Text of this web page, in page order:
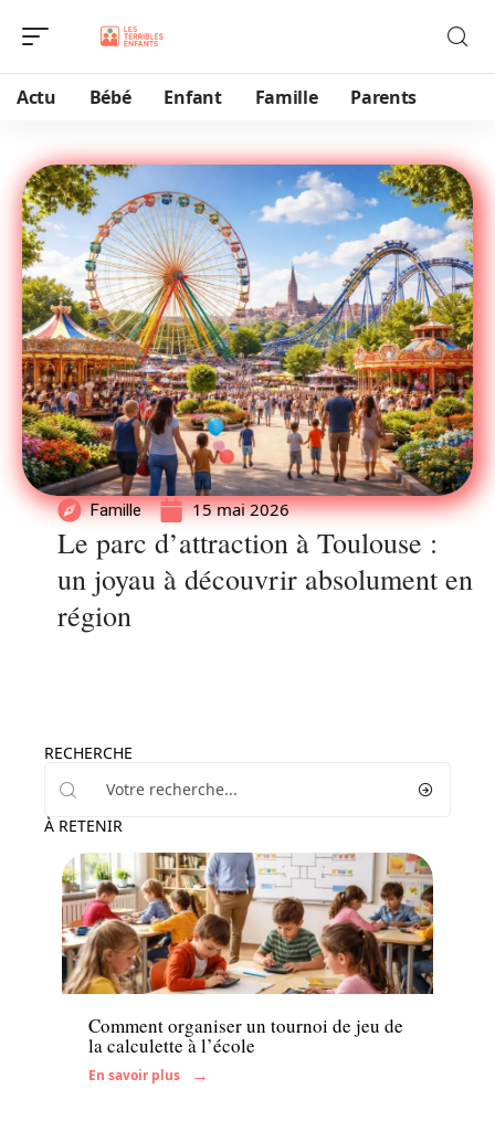
Actu Bébé Enfant Famille Parents
Famille 15 mai 2026
Le parc d’attraction à Toulouse :
un joyau à découvrir absolument en
région
RECHERCHE
À RETENIR
Enfant
Comment organiser un tournoi de jeu de
la calculette à l’école
En savoir plus